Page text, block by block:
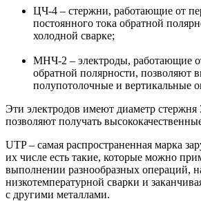
ЦЧ-4 – стержни, работающие от
постоянного тока обратной
холодной сварке;
МНЧ-2 – электроды, работающие
обратной полярности, позволяют
полупотолочные и вертикальные
Эти электродов имеют диаметр
позволяют получать
UTP – самая распространенная марка
их числе есть такие, которые можно
выполнении разнообразных операций,
низкотемпературной сварки и
с другими металлами.